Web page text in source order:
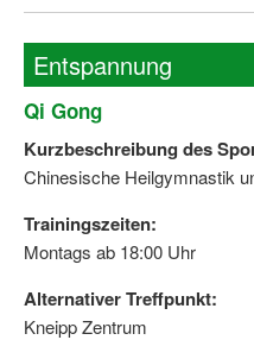
Entspannung
Qi Gong
Kurzbeschreibung des
Chinesische Heilgymnastik
Trainingszeiten:
Montags ab 18:00 Uhr
Alternativer Treffpunkt:
Kneipp Zentrum